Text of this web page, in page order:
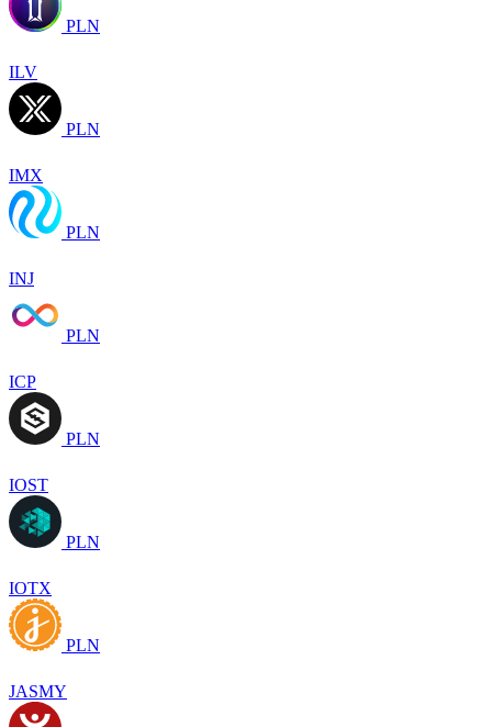
PLN
ILV
PLN
IMX
PLN
INJ
PLN
ICP
PLN
IOST
PLN
IOTX
PLN
JASMY